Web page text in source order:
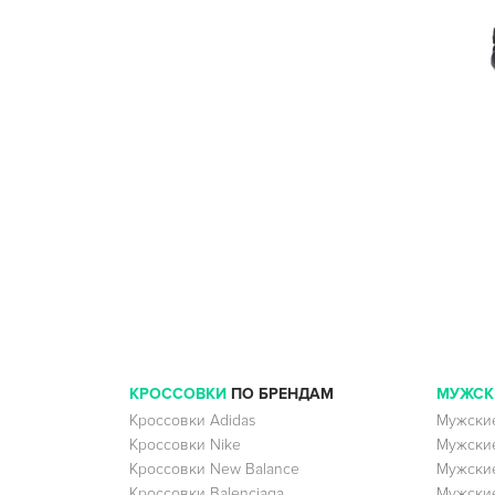
КРОССОВКИ ПО БРЕНДАМ
Кроссовки Adidas
Кроссовки Nike
Кроссовки New Balance